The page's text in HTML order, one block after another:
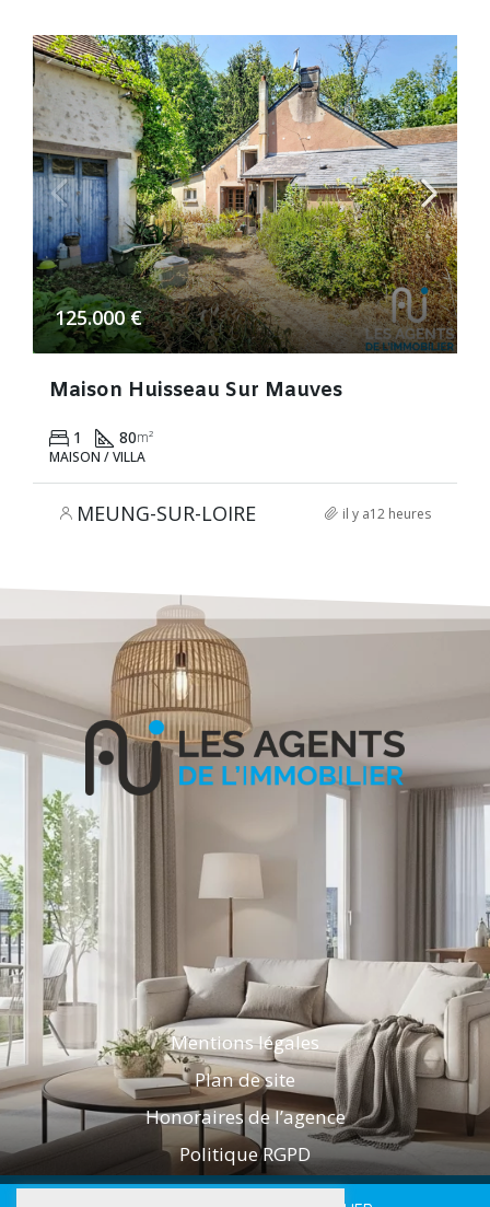
125.000 €
Maison Huisseau Sur Mauves
1 80m²
MAISON / VILLA
MEUNG-SUR-LOIRE il y a12 heures
Mentions légales
Plan de site
Honoraires de l’agence
Politique RGPD